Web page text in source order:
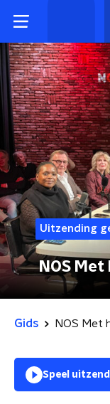
Uitzending
NOS Met
Gids NOS Met
Speel